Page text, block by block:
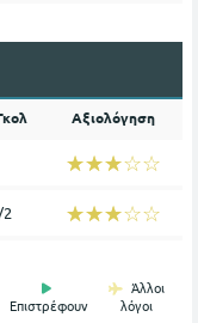
Αξιολόγηση
☆☆☆☆☆
★★★★★
☆☆☆☆☆
★★★★★
Επιστρέφουν
Άλλοι
λόγοι